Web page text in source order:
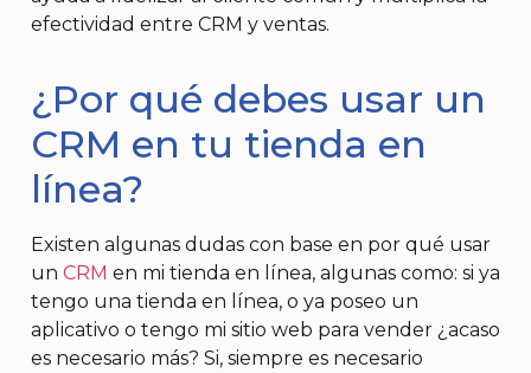
efectividad entre CRM y ventas.
¿Por qué debes usar un
CRM en tu tienda en
línea?
Existen algunas dudas con base en por qué usar
un CRM en mi tienda en línea, algunas como: si ya
tengo una tienda en línea, o ya poseo un
aplicativo o tengo mi sitio web para vender ¿acaso
es necesario más? Si, siempre es necesario